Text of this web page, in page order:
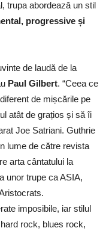
trupa abordează un stil
progressive și
de laudă de la
Paul Gilbert. “Ceea ce
de mișcările pe
atât de grațios și să îi
Joe Satriani. Guthrie
lume de către revista
arta cântatului la
unor trupe ca ASIA,
imposibile, iar stilul
rock, blues rock,